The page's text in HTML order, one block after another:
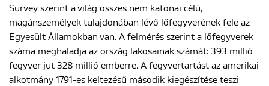
Survey szerint a világ összes nem katonai célú,
magánszemélyek tulajdonában lévő lőfegyverének fele az
Egyesült Államokban van. A felmérés szerint a lőfegyverek
száma meghaladja az ország lakosainak számát: 393 millió
fegyver jut 328 millió emberre. A fegyvertartást az amerikai
alkotmány 1791-es keltezésű második kiegészítése teszi